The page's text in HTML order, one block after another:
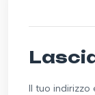
Il tuo indirizzo